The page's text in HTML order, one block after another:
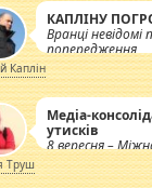
КАПЛІНУ
Вранці невідомі
попередження
Каплін
Медіа-
утисків
8 вересня –
журналістів.
Труш